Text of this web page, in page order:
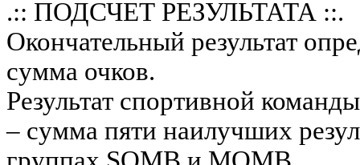
.:: ПОДСЧЕТ РЕЗУЛЬТАТА ::.
Окончательный результат
сумма очков.
Результат спортивной
– сумма пяти наилучших